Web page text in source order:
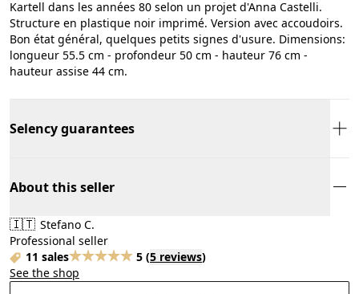
Kartell dans les années 80 selon un projet d'Anna Castelli.
Structure en plastique noir imprimé. Version avec accoudoirs.
Bon état général, quelques petits signes d'usure. Dimensions:
longueur 55.5 cm - profondeur 50 cm - hauteur 76 cm -
hauteur assise 44 cm.
Selency guarantees
About this seller
🇮🇹 Stefano C.
Professional seller
11 sales
5 (5 reviews)
See the shop